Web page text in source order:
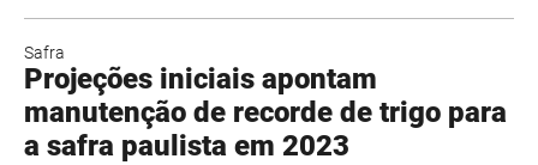
Safra
Projeções iniciais apontam
manutenção de recorde de trigo para
a safra paulista em 2023